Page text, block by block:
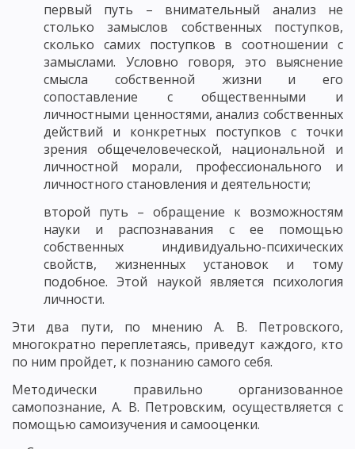
первый путь – внимательный анализ не
столько замыслов собственных поступков,
сколько самих поступков в соотношении с
замыслами. Условно говоря, это выяснение
смысла собственной жизни и его
сопоставление с общественными и
личностными ценностями, анализ собственных
действий и конкретных поступков с точки
зрения общечеловеческой, национальной и
личностной морали, профессионального и
личностного становления и деятельности;
второй путь – обращение к возможностям
науки и распознавания с ее помощью
собственных индивидуально-психических
свойств, жизненных установок и тому
подобное. Этой наукой является психология
личности.
Эти два пути, по мнению А. В. Петровского,
многократно переплетаясь, приведут каждого, кто
по ним пройдет, к познанию самого себя.
Методически правильно организованное
самопознание, А. В. Петровским, осуществляется с
помощью самоизучения и самооценки.